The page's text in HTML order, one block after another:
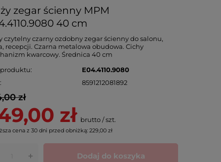
zegar ścienny MPM
40 cm
czytelny czarny ozdobny zegar ścienny do salonu,
recepcji. Czarna metalowa obudowa. Cichy
kwarcowy. Średnica 40 cm
E04.4110.9080
8591212081892
zł
zł brutto/szt.
cena z 30 dni przed obniżką:229,00 zł
+ Dodaj do koszyka